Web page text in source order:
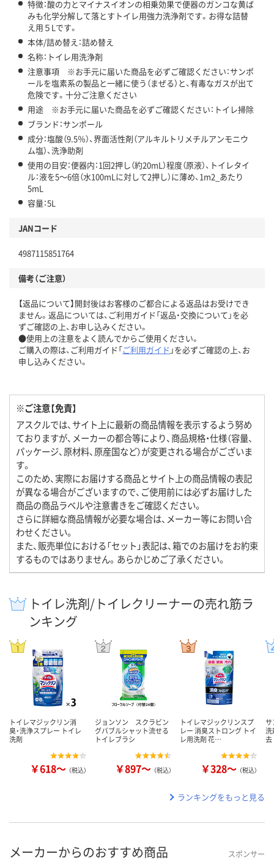
特徴：酸の力とマイナスイオンの相乗効果で便器のガンコな黄ば
みも化学分解して落とすトイレ用強力洗浄剤です。お得な詰替
え用５Lです。
本体/詰め替え：詰め替え
名称：トイレ用洗浄剤
注意事項 ※お手元に届いた商品を必ずご確認ください：サンポ
ールを塩素系の製品と一緒に使う（まぜる）と、有毒なガスが出て
危険です。十分ご注意ください
用途 ※お手元に届いた商品を必ずご確認ください：トイレ掃除
ブランド：サンポール
成分：塩酸（9.5％）、界面活性剤（アルキルトリメチルアンモニウ
ム塩）、洗浄助剤
使用の目安：便器内：1回2押し（約20mL）程度（原液）、トイレタイ
ル：液を5～6倍（水100mLに対して2押し）に薄め、1m2_あたり
5mL
容量：5L
JANコード
4987115851764
備考（ご注意）
【返品について】開封後はお客様のご都合による返品はお受けでき
ません。返品については、ご利用ガイド「返品・交換について」を必
ずご確認の上、お申し込みください。
●使用上の注意をよく読んでからご使用ください。
ご購入の際は、ご利用ガイド「ご利用ガイド 」を必ずご確認の上、お
申し込みください。
※ご注意【免責】
アスクルでは、サイト上に最新の商品情報を表示するよう努め
ておりますが、メーカーの都合等により、商品規格・仕様（容量、
パッケージ、原材料、原産国など）が変更される場合がございま
す。
このため、実際にお届けする商品とサイト上の商品情報の表記
が異なる場合がございますので、ご使用前には必ずお届けした
商品の商品ラベルや注意書きをご確認ください。
さらに詳細な商品情報が必要な場合は、メーカー等にお問い合
わせください。
また、販売単位における「セット」表記は、箱でのお届けをお約束
するものではありません。あらかじめご了承ください。
トイレ洗剤/トイレクリーナーの売れ筋ラ
ンキング
トイレマジックリン消
臭・洗浄スプレー トイレ
洗剤
￥618～ （税込）
ジョンソン スクラビン
グバブルシャット流せる
トイレブラシ
￥897～ （税込）
トイレマジックリンスプ
レー 消臭ストロング トイ
レ用洗剤 花…
￥328～ （税込）
サ
洗
去
ランキングをもっと見る
メーカーからのおすすめ商品 スポンサー